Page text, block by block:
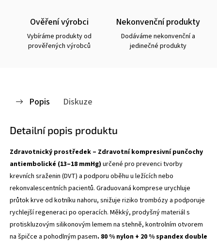
Ověření výrobci
Vybíráme produkty od
prověřených výrobců
Nekonvenční produkty
Dodáváme nekonvenční a
jedinečné produkty
Popis Diskuze
Detailní popis produktu
Zdravotnický prostředek – Zdravotní kompresivní punčochy
antiembolické (13–18 mmHg) určené pro prevenci tvorby
krevních sraženin (DVT) a podporu oběhu u ležících nebo
rekonvalescentních pacientů. Graduovaná komprese urychluje
průtok krve od kotníku nahoru, snižuje riziko trombózy a podporuje
rychlejší regeneraci po operacích. Měkký, prodyšný materiál s
protiskluzovým silikonovým lemem na stehně, kontrolním otvorem
na špičce a pohodlným pasem. 80 % nylon + 20 % spandex double